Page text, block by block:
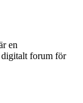
en
forum för